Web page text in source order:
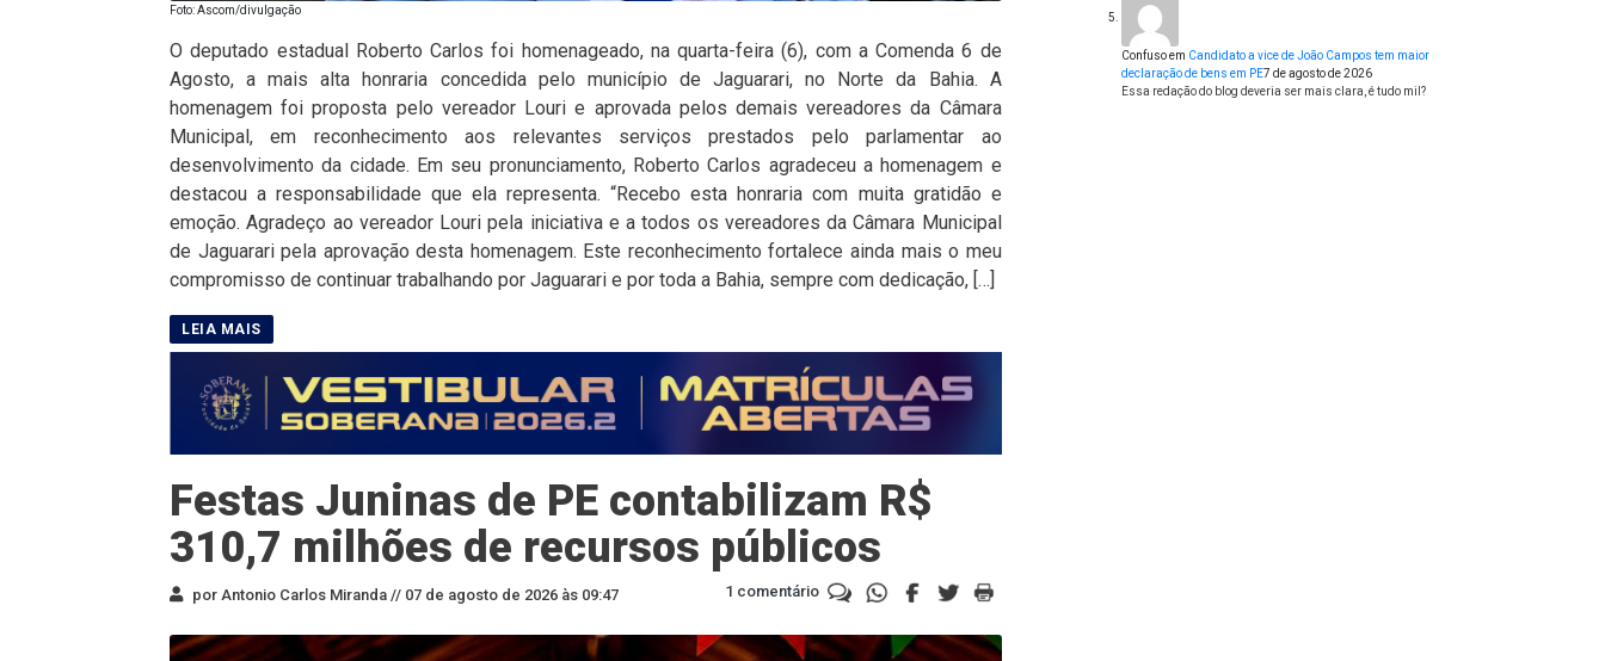
Foto: Ascom/divulgação
O deputado estadual Roberto Carlos foi homenageado, na quarta-feira (6), com a Comenda 6 de
Agosto, a mais alta honraria concedida pelo município de Jaguarari, no Norte da Bahia. A
homenagem foi proposta pelo vereador Louri e aprovada pelos demais vereadores da Câmara
Municipal, em reconhecimento aos relevantes serviços prestados pelo parlamentar ao
desenvolvimento da cidade. Em seu pronunciamento, Roberto Carlos agradeceu a homenagem e
destacou a responsabilidade que ela representa. “Recebo esta honraria com muita gratidão e
emoção. Agradeço ao vereador Louri pela iniciativa e a todos os vereadores da Câmara Municipal
de Jaguarari pela aprovação desta homenagem. Este reconhecimento fortalece ainda mais o meu
compromisso de continuar trabalhando por Jaguarari e por toda a Bahia, sempre com dedicação, […]
Festas Juninas de PE contabilizam R$
310,7 milhões de recursos públicos
por Antonio Carlos Miranda // 07 de agosto de 2026 às 09:47 1 comentário
Confusoem Candidato a vice de João Campos tem maior
declaração de bens em PE7 de agosto de 2026
Essa redação do blog deveria ser mais clara, é tudo mil?